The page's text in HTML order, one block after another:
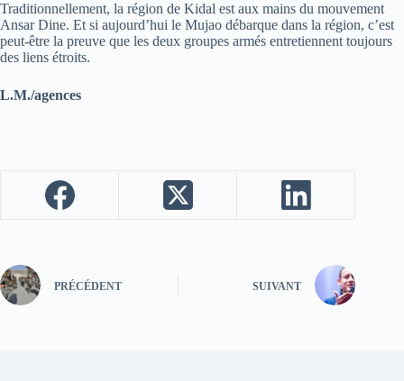
Traditionnellement, la région de Kidal est aux mains du mouvement
Ansar Dine. Et si aujourd’hui le Mujao débarque dans la région, c’est
peut-être la preuve que les deux groupes armés entretiennent toujours
des liens étroits.
L.M./agences
PRÉCÉDENT SUIVANT